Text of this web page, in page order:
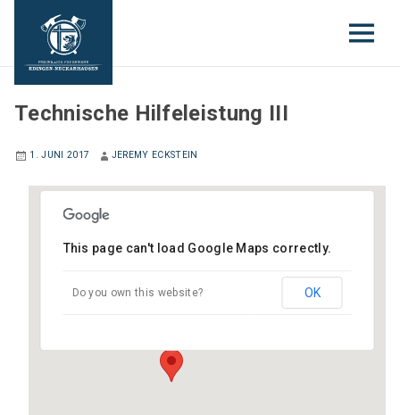
EINSATZABTEILUNG
Technische Hilfeleistung III
1. JUNI 2017 JEREMY ECKSTEIN
Hauptstraße (neben Schloss) - Edingen-
Neckarhausen
This page can't load Google Maps correctly.
Do you own this website? OK